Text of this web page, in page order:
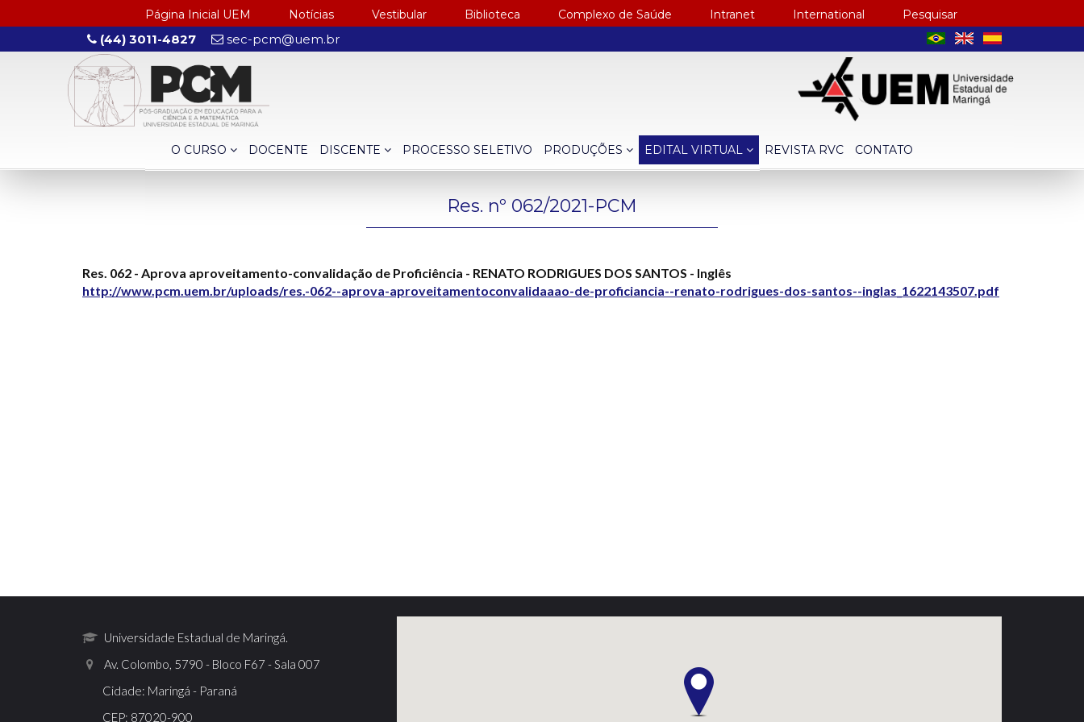
Página Inicial UEM Notícias Vestibular Biblioteca Complexo de Saúde Intranet International Pesquisar
(44) 3011-4827 sec-pcm@uem.br
O CURSO DOCENTE DISCENTE PROCESSO SELETIVO PRODUÇÕES EDITAL VIRTUAL REVISTA RVC CONTATO
Res. nº 062/2021-PCM
Res. 062 - Aprova aproveitamento-convalidação de Proficiência - RENATO RODRIGUES DOS SANTOS - Inglês
http://www.pcm.uem.br/uploads/res.-062--aprova-aproveitamentoconvalidaaao-de-proficiancia--renato-rodrigues-dos-santos--inglas_1622143507.pdf
Universidade Estadual de Maringá.
Av. Colombo, 5790 - Bloco F67 - Sala 007
Cidade: Maringá - Paraná
CEP: 87020-900